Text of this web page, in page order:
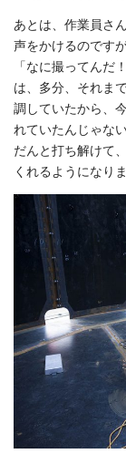
あとは、作業員さ
声をかけるのです
「なに撮ってんだ
は、多分、それま
調していたから、
れていたんじゃな
だんと打ち解けて
くれるようになりま